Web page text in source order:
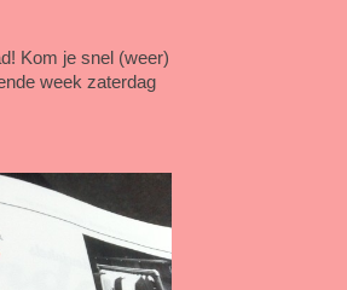
Kom je snel (weer)
week zaterdag